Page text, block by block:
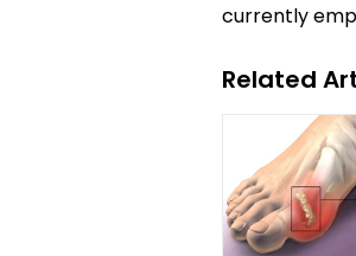
currently
Related